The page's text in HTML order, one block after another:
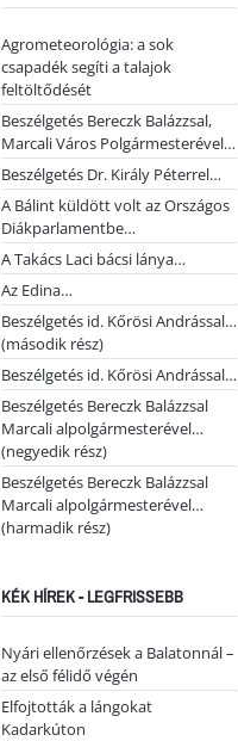
Agrometeorológia: a sok
csapadék segíti a talajok
feltöltődését
Beszélgetés Bereczk Balázzsal,
Marcali Város Polgármesterével…
Beszélgetés Dr. Király Péterrel…
A Bálint küldött volt az Országos
Diákparlamentbe…
A Takács Laci bácsi lánya…
Az Edina…
Beszélgetés id. Kőrösi Andrással…
(második rész)
Beszélgetés id. Kőrösi Andrással…
Beszélgetés Bereczk Balázzsal
Marcali alpolgármesterével…
(negyedik rész)
Beszélgetés Bereczk Balázzsal
Marcali alpolgármesterével…
(harmadik rész)
KÉK HÍREK - LEGFRISSEBB
Nyári ellenőrzések a Balatonnál –
az első félidő végén
Elfojtották a lángokat
Kadarkúton